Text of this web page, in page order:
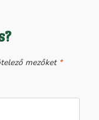
mezőket *